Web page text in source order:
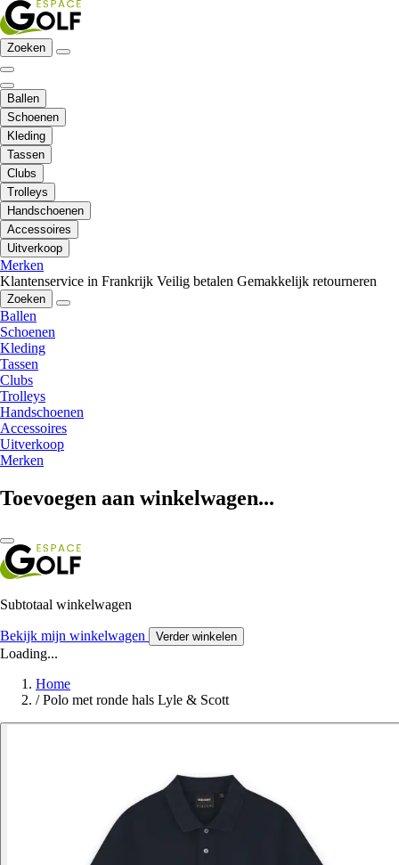
Zoeken
Ballen
Schoenen
Kleding
Tassen
Clubs
Trolleys
Handschoenen
Accessoires
Uitverkoop
Merken
Klantenservice in Frankrijk Veilig betalen Gemakkelijk retourneren
Zoeken
Ballen
Schoenen
Kleding
Tassen
Clubs
Trolleys
Handschoenen
Accessoires
Uitverkoop
Merken
Toevoegen aan winkelwagen...
Subtotaal winkelwagen
Bekijk mijn winkelwagen Verder winkelen
Loading...
Home
/ Polo met ronde hals Lyle & Scott